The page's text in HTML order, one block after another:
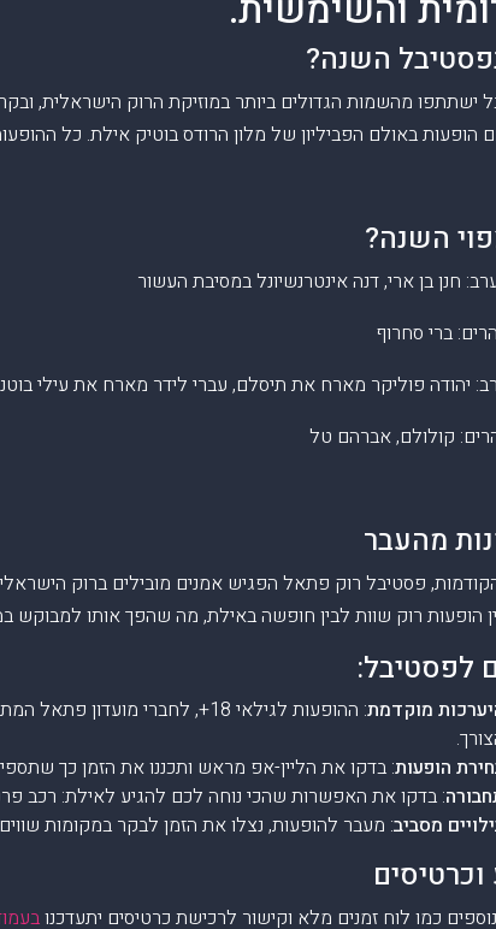
השנה?
ישתתפו מהשמות הגדולים ביותר במוזיקת הרוק הישראלית,
באולם הפביליון של מלון הרודס בוטיק אילת. כל
השנה?
חנן בן ארי, דנה אינטרנשיונל במסיבת העשור
ברי סחרוף
יהודה פוליקר מארח את תיסלם, עברי לידר מארח את עילי בוטנר
קולולם, אברהם טל
מהעבר
פסטיבל רוק פתאל הפגיש אמנים מובילים ברוק
הופעות רוק שוות לבין חופשה באילת, מה שהפך אותו למבוקש
לפסטיבל:
מוקדמת
: ההופעות לגילאי 18+, לחברי
הופעות: בדקו את הליין-אפ מראש ותכננו את הזמן כך
: בדקו את האפשרות שהכי נוחה לכם להגיע לאילת: רכב
מסביב: מעבר להופעות, נצלו את הזמן לבקר במקומות
כמו לוח זמנים מלא וקישור לרכישת כרטיסים יתעדכנו